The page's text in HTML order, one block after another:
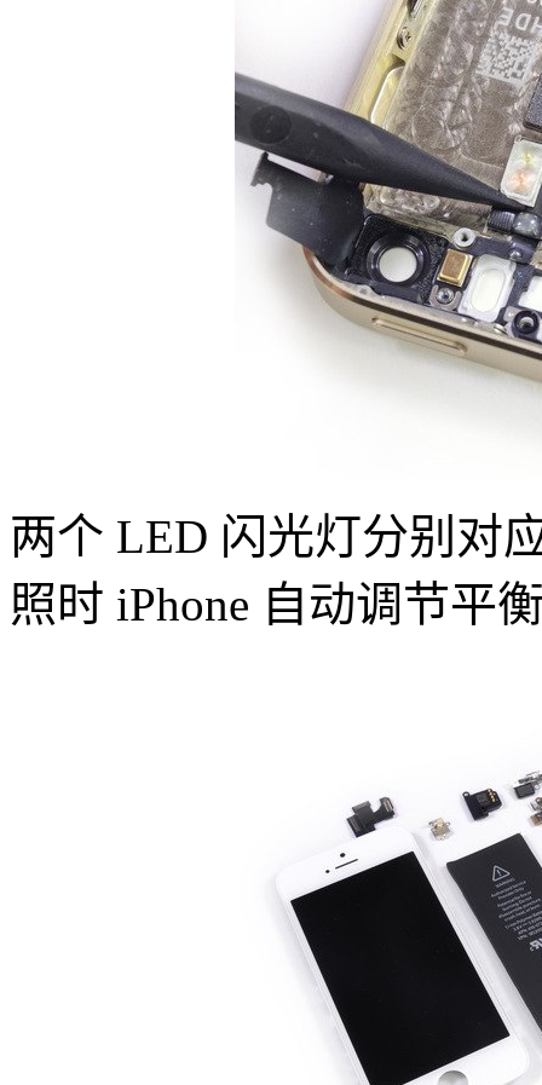
两个 LED 闪光灯分别对
照时 iPhone 自动调节平